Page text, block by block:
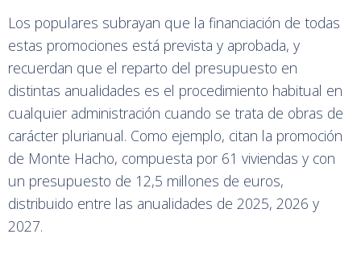
Los populares subrayan que la financiación de todas
estas promociones está prevista y aprobada, y
recuerdan que el reparto del presupuesto en
distintas anualidades es el procedimiento habitual en
cualquier administración cuando se trata de obras de
carácter plurianual. Como ejemplo, citan la promoción
de Monte Hacho, compuesta por 61 viviendas y con
un presupuesto de 12,5 millones de euros,
distribuido entre las anualidades de 2025, 2026 y
2027.